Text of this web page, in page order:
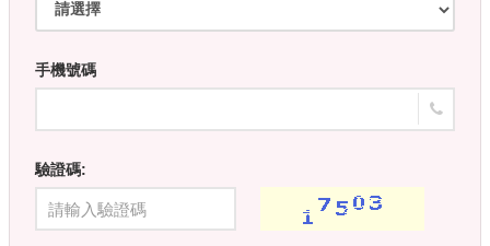
手機號碼
驗證碼: